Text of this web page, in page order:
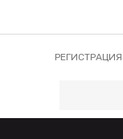
РЕГИСТРАЦИЯ